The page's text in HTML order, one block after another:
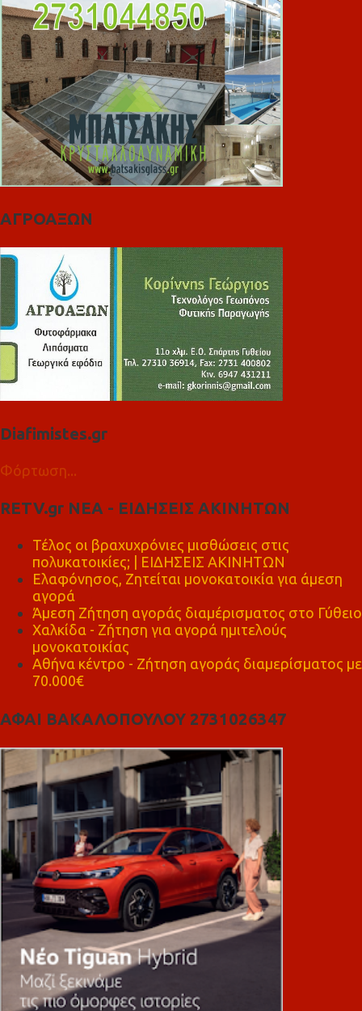
ΑΓΡΟΑΞΩΝ
Diafimistes.gr
Φόρτωση...
RETV.gr ΝΕΑ - ΕΙΔΗΣΕΙΣ ΑΚΙΝΗΤΩΝ
Τέλος οι βραχυχρόνιες μισθώσεις στις
πολυκατοικίες; | ΕΙΔΗΣΕΙΣ ΑΚΙΝΗΤΩΝ
Ελαφόνησος, Ζητείται μονοκατοικία για άμεση
αγορά
Άμεση Ζήτηση αγοράς διαμέρισματος στο Γύθειο
Χαλκίδα - Ζήτηση για αγορά ημιτελούς
μονοκατοικίας
Αθήνα κέντρο - Ζήτηση αγοράς διαμερίσματος με
70.000€
ΑΦΑΙ ΒΑΚΑΛΟΠΟΥΛΟΥ 2731026347